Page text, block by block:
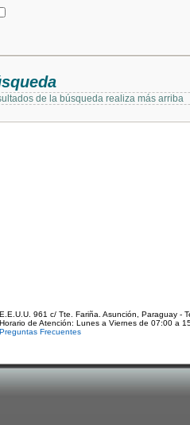
de la búsqueda realiza más arriba
E.E.U.U. 961 c/ Tte. Fariña. Asunción, Paraguay -
Horario de Atención: Lunes a Viernes de 07:00 a
Preguntas Frecuentes